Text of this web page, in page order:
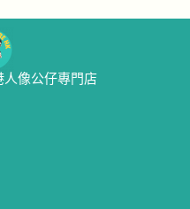
人像公仔專門店